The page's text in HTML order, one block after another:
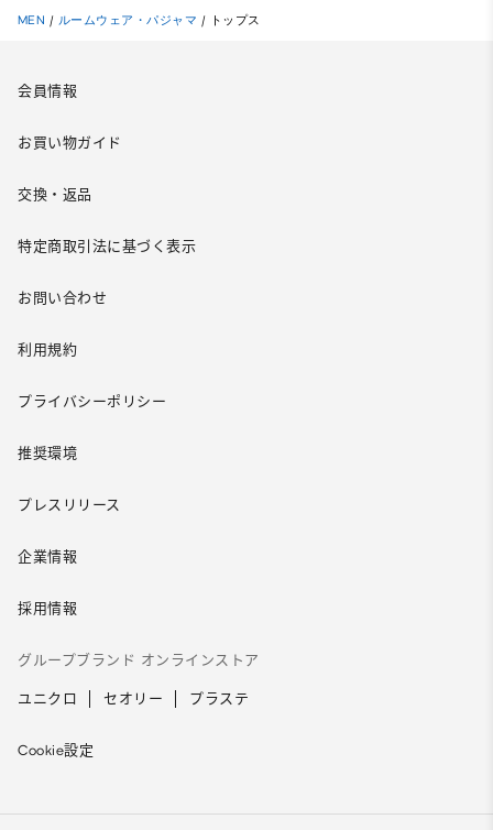
MEN / ルームウェア・パジャマ / トップス
会員情報
お買い物ガイド
交換・返品
特定商取引法に基づく表示
お問い合わせ
利用規約
プライバシーポリシー
推奨環境
プレスリリース
企業情報
採用情報
グループブランド オンラインストア
ユニクロ セオリー プラステ
Cookie設定